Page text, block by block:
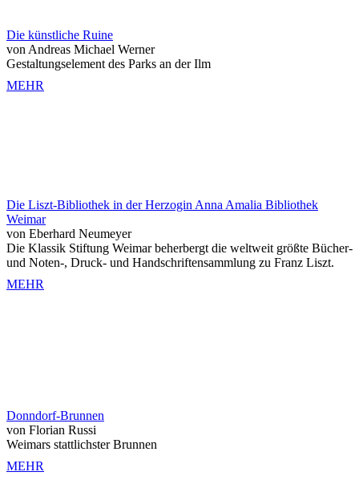
Die künstliche Ruine
von Andreas Michael Werner
Gestaltungselement des Parks an der Ilm
MEHR
Die Liszt-Bibliothek in der Herzogin Anna Amalia Bibliothek
Weimar
von Eberhard Neumeyer
Die Klassik Stiftung Weimar beherbergt die weltweit größte Bücher-
und Noten-, Druck- und Handschriftensammlung zu Franz Liszt.
MEHR
Donndorf-Brunnen
von Florian Russi
Weimars stattlichster Brunnen
MEHR